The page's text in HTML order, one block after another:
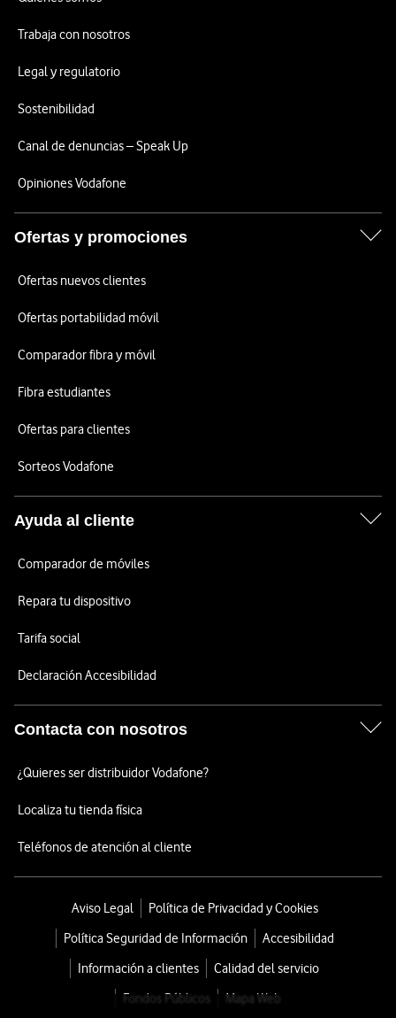
Trabaja con nosotros
Legal y regulatorio
Sostenibilidad
Canal de denuncias – Speak Up
Opiniones Vodafone
Ofertas y promociones
Ofertas nuevos clientes
Ofertas portabilidad móvil
Comparador fibra y móvil
Fibra estudiantes
Ofertas para clientes
Sorteos Vodafone
Ayuda al cliente
Comparador de móviles
Repara tu dispositivo
Tarifa social
Declaración Accesibilidad
Contacta con nosotros
¿Quieres ser distribuidor Vodafone?
Localiza tu tienda física
Teléfonos de atención al cliente
Aviso Legal
Política de Privacidad y Cookies
Política Seguridad de Información
Accesibilidad
Información a clientes
Calidad del servicio
Fondos Públicos
Mapa Web